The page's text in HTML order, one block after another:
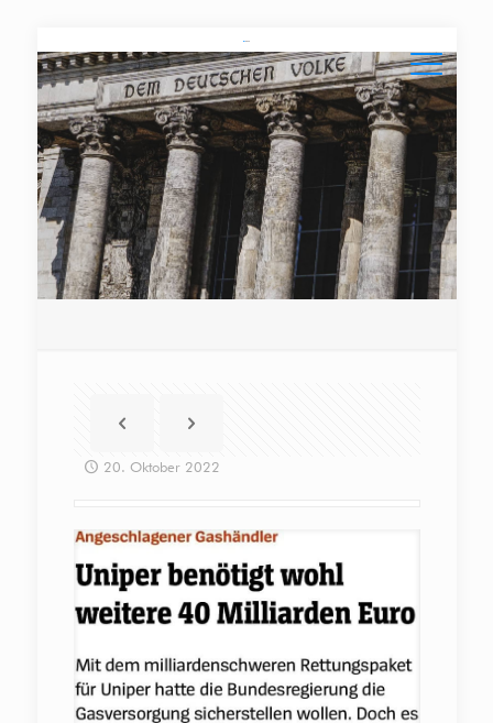
20. Oktober 2022